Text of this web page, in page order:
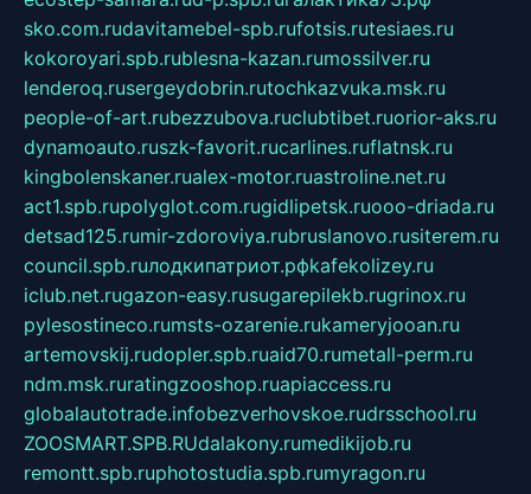
sko.com.rudavitamebel-spb.rufotsis.rutesiaes.ru
kokoroyari.spb.rublesna-kazan.rumossilver.ru
lenderoq.rusergeydobrin.rutochkazvuka.msk.ru
people-of-art.rubezzubova.ruclubtibet.ruorior-aks.ru
dynamoauto.ruszk-favorit.rucarlines.ruflatnsk.ru
kingbolenskaner.rualex-motor.ruastroline.net.ru
act1.spb.rupolyglot.com.rugidlipetsk.ruooo-driada.ru
detsad125.rumir-zdoroviya.rubruslanovo.rusiterem.ru
council.spb.ruлодкипатриот.рфkafekolizey.ru
iclub.net.rugazon-easy.rusugarepilekb.rugrinox.ru
pylesostineco.rumsts-ozarenie.rukameryjooan.ru
artemovskij.rudopler.spb.ruaid70.rumetall-perm.ru
ndm.msk.ruratingzooshop.ruapiaccess.ru
globalautotrade.infobezverhovskoe.rudrsschool.ru
ZOOSMART.SPB.RUdalakony.rumedikijob.ru
remontt.spb.ruphotostudia.spb.rumyragon.ru